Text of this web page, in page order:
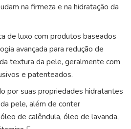
na firmeza e na hidratação da
de luxo com produtos baseados
avançada para redução de
textura da pele, geralmente com
e patenteados.
por suas propriedades hidratantes
pele, além de conter
de calêndula, óleo de lavanda,